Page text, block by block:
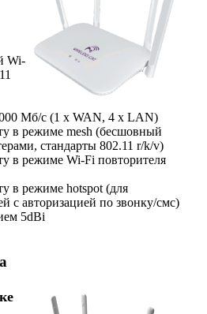
Wi-
Мб/с (1 x WAN, 4 x LAN)
в режиме mesh (бесшовный
стандарты 802.11 r/k/v)
в режиме Wi-Fi повторителя
в режиме hotspot (для
с авторизацией по звонку/смс)
5dBi